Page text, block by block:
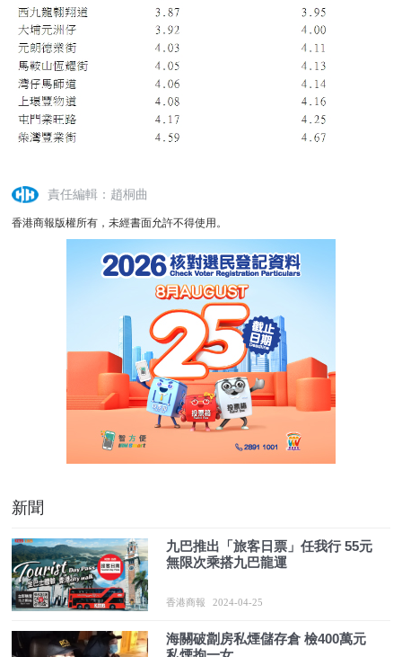
責任編輯：趙桐曲
香港商報版權所有，未經書面允許不得使用。
新聞
九巴推出「旅客日票」任我行 55元
無限次乘搭九巴龍運
香港商報 2024-04-25
海關破劏房私煙儲存倉 檢400萬元